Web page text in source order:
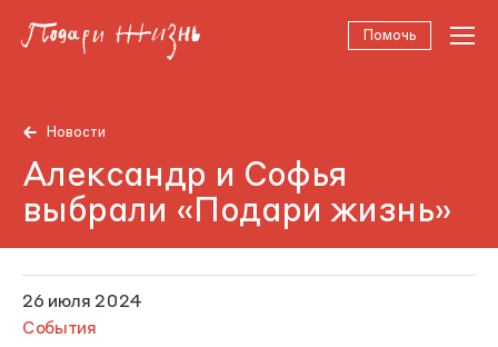
Помочь
Новости
Александр и Софья
выбрали «Подари жизнь»
26 июля 2024
События